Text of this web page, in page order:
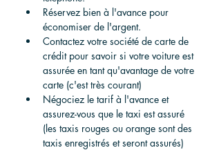
Réservez bien à l'avance pour
économiser de l'argent.
Contactez votre société de carte de
crédit pour savoir si votre voiture est
assurée en tant qu'avantage de votre
carte (c'est très courant)
Négociez le tarif à l'avance et
assurez-vous que le taxi est assuré
(les taxis rouges ou orange sont des
taxis enregistrés et seront assurés)